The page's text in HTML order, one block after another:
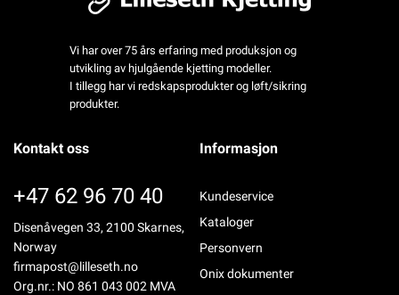
Vi har over 75 års erfaring med produksjon og
utvikling av hjulgående kjetting modeller.
I tillegg har vi redskapsprodukter og løft/sikring
produkter.
Kontakt oss
+47 62 96 70 40
Disenåvegen 33, 2100 Skarnes,
Norway
firmapost@lilleseth.no
Org.nr.: NO 861 043 002 MVA
Informasjon
Kundeservice
Kataloger
Personvern
Onix dokumenter